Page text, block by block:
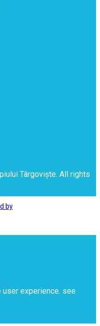
Târgoviște. All rights
by
experience. see